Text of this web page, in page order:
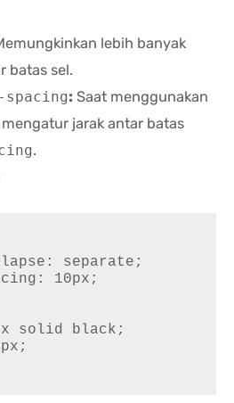
lebih banyak
batas sel.
spacing: Saat menggunakan
jarak antar batas
.